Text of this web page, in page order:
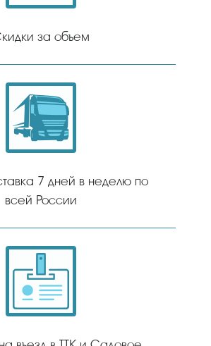
за объем
7 дней в неделю по
всей России